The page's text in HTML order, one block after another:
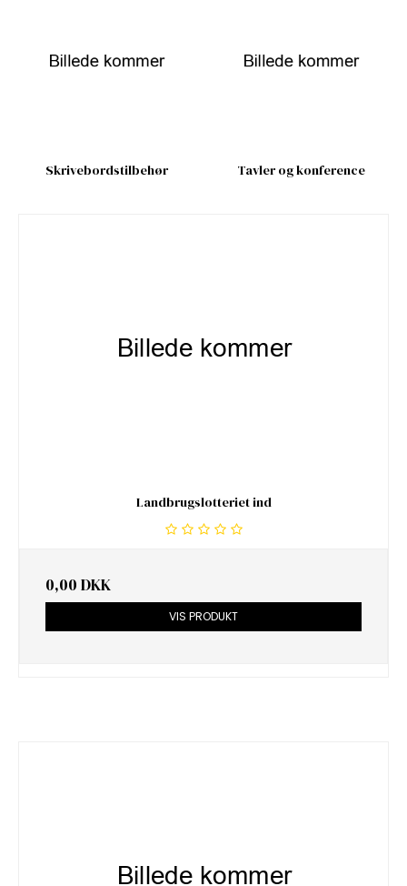
Skrivebordstilbehør Tavler og konference
Landbrugslotteriet ind
0,00 DKK
VIS PRODUKT